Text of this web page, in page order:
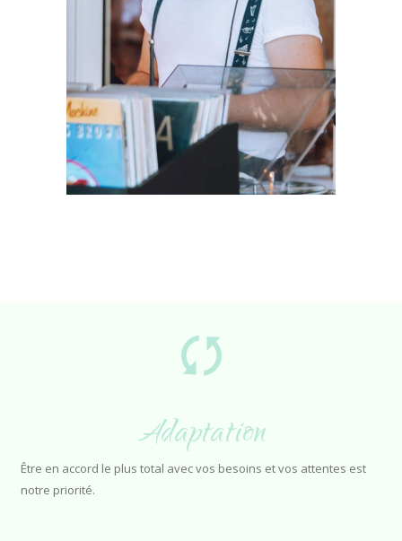
Adaptation
Être en accord le plus total avec vos besoins et vos attentes est
notre priorité.